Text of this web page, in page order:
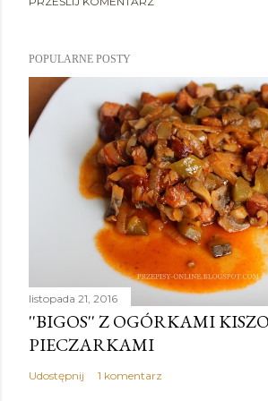
POPULARNE POSTY
listopada 21, 2016
''BIGOS'' Z OGÓRKAMI
PIECZARKAMI
Udostępnij 1 komentarz